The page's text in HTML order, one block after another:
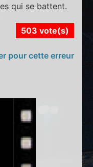
qui se battent.
503 vote(s)
pour cette erreur